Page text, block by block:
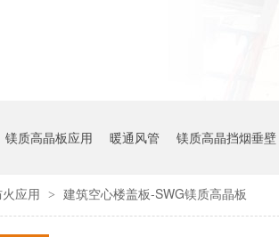
镁质高晶板应用 暖通风管 镁质高晶挡烟垂壁
应用 > 建筑空心楼盖板-SWG镁质高晶板